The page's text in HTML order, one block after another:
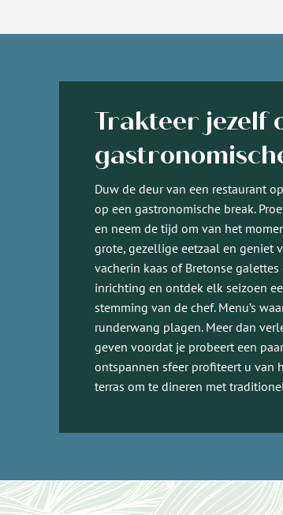
Trakteer jezelf
Duw de deur van een restaurant
op een gastronomische break.
en neem de tijd om van het
grote, gezellige eetzaal en geniet
vacherin kaas of Bretonse
inrichting en ontdek elk seizoen
stemming van de chef. Menu’s
runderwang plagen. Meer dan
geven voordat je probeert een
ontspannen sfeer profiteert u van
terras om te dineren met